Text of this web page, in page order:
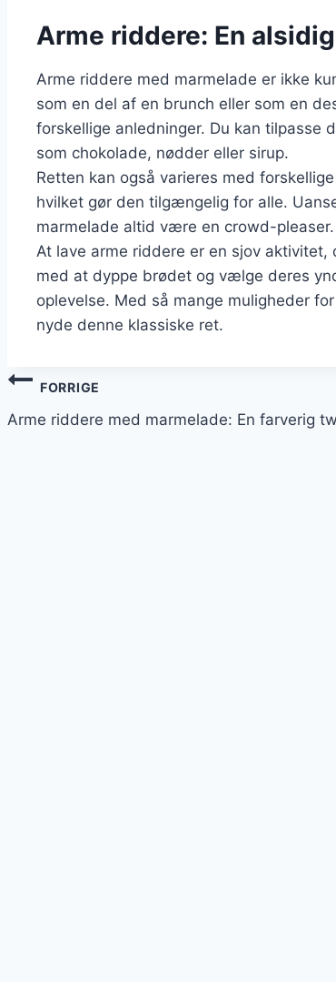
Arme riddere: En
Arme riddere med marmelade er ikke
som en del af en brunch eller som en
forskellige anledninger. Du kan tilpasse
som chokolade, nødder eller sirup.
Retten kan også varieres med
hvilket gør den tilgængelig for alle.
marmelade altid være en crowd-pleaser.
At lave arme riddere er en sjov
med at dyppe brødet og vælge deres
oplevelse. Med så mange muligheder
nyde denne klassiske ret.
Indlægsnavigation
FORRIGE
Arme riddere med marmelade: En farverig